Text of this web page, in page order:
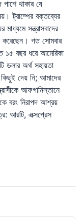
থাকার যে
ট্রাম্পের বক্তব্যের
সন্ত্রাসবাদের
করেছেন। গত সোমবার
১৫ বছর ধরে আমেরিকা
ডলার অর্থ সহায়তা
দেয় নি; আমাদের
আফগানিস্তানে
বরং নিরাপদ আশ্রয়
আরটি, এক্সপ্রেস